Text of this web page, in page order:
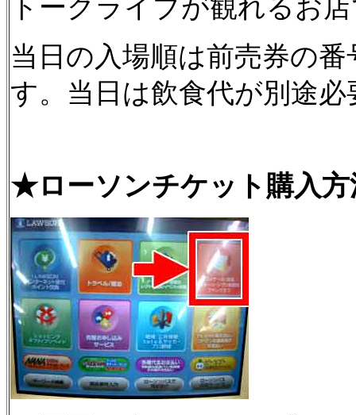
トークライブが観れるお
当日の入場順は前売券の
す。当日は飲食代が別途
★ローソンチケット購入方